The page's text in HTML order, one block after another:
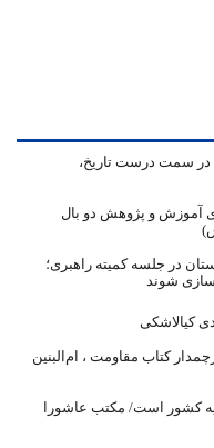
در سمت درست تاریخ،
آموزش و پژوهش دو بال
در جلسه کمیته راهبری؛
شوند
کیالاشکی
کتاب مقاومت ، ام‌البنین
کشور است/ مکتب عاشورا